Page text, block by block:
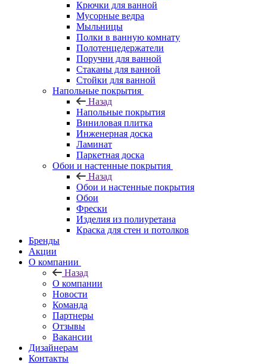
Крючки для ванной
Мусорные ведра
Мыльницы
Полки в ванную комнату
Полотенцедержатели
Поручни для ванной
Стаканы для ванной
Стойки для ванной
Напольные покрытия
Назад
Напольные покрытия
Виниловая плитка
Инженерная доска
Ламинат
Паркетная доска
Обои и настенные покрытия
Назад
Обои и настенные покрытия
Обои
Фрески
Изделия из полиуретана
Краска для стен и потолков
Бренды
Акции
О компании
Назад
О компании
Новости
Команда
Партнеры
Отзывы
Вакансии
Дизайнерам
Контакты